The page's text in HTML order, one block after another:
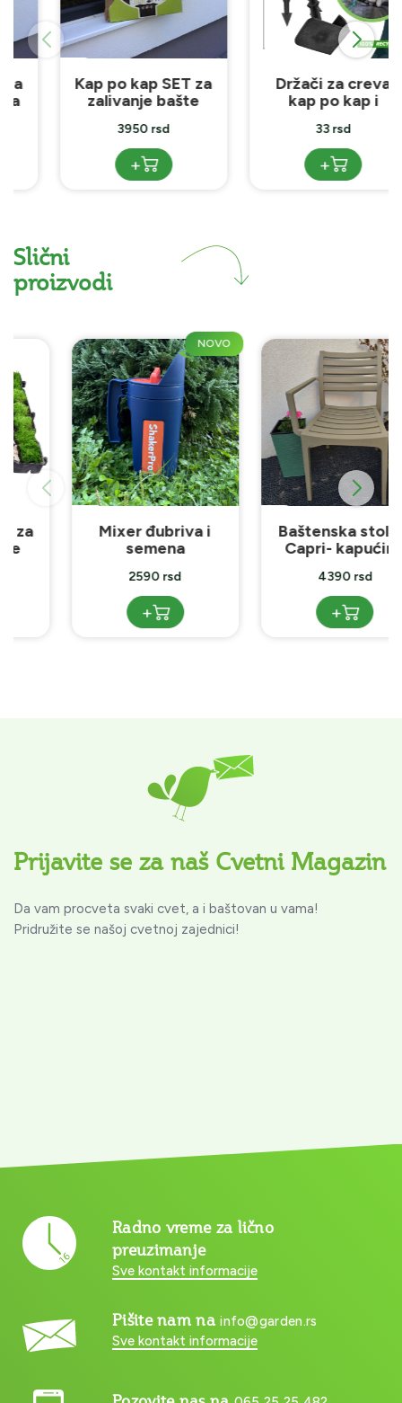
Kap po kap SET za
zalivanje bašte
3950 rsd
Držači za creva
kap po kap i
Slični
proizvodi
NOVO
Mixer đubriva i
semena
2590 rsd
Baštenska stolica
Capri- kapućino
4390 rsd
Prijavite se za naš Cvetni Magazin
Da vam procveta svaki cvet, a i baštovan u vama!
Pridružite se našoj cvetnoj zajednici!
Radno vreme za lično
preuzimanje
Sve kontakt informacije
Pišite nam nainfo@garden.rs
Sve kontakt informacije